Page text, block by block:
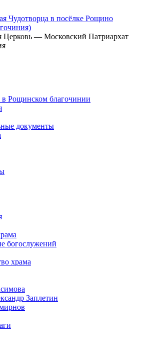
Чудотворца в посёлке Рощино
Церковь — Московский Патриархат
Рощинском благочинии
документы
богослужений
храма
Заплетин